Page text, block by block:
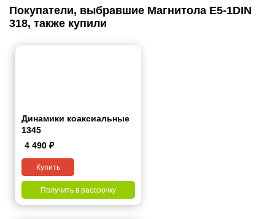
Покупатели, выбравшие Магнитола E5-1DIN
318, также купили
Динамики коаксиальные
1345
4 490 ₽
Купить
Получить в рассрочку